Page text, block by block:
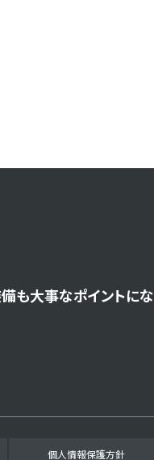
も大事なポイントにな
個人情報保護方針